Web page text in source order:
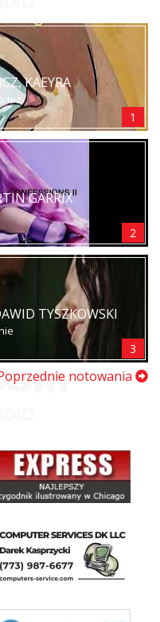
KAEYRA
łez
1
GARRIX
2
TYSZKOWSKI
3
notowania